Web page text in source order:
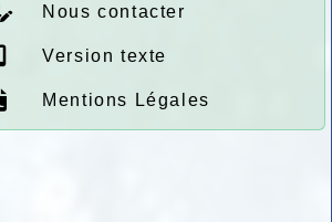
Nous contacter
Version texte
Mentions Légales